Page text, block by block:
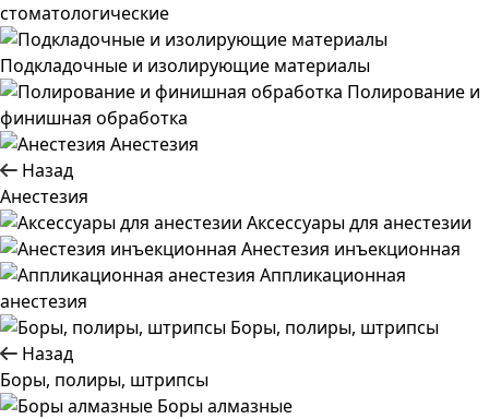
стоматологические
Подкладочные и изолирующие материалы
Полирование и
финишная обработка
Анестезия
Назад
Анестезия
Аксессуары для анестезии
Анестезия инъекционная
Аппликационная
анестезия
Боры, полиры, штрипсы
Назад
Боры, полиры, штрипсы
Боры алмазные